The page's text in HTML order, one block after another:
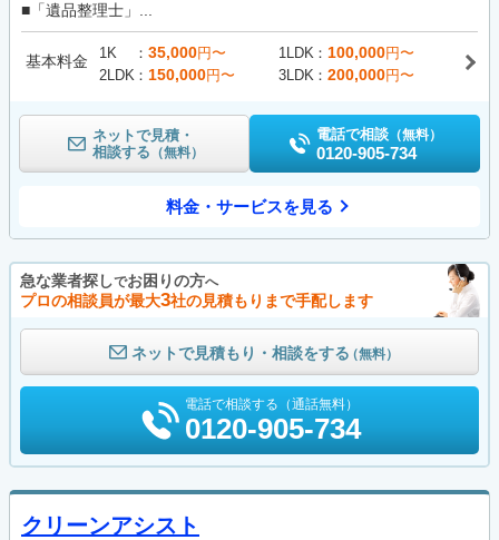
■「遺品整理士」...
基本料金 1K 35,000円〜 1LDK 100,000円〜
2LDK
150,000円〜 3LDK 200,000円〜
ネットで見積・
相談する （無料）
電話で相談 （無料）
0120-905-734
料金・サービスを見る
急な業者探しでお困りの方へ
プロの相談員が最大3社の見積もりまで手配します
ネットで見積もり・相談をする（無料）
電話で相談する（通話無料）
0120-905-734
クリーンアシスト